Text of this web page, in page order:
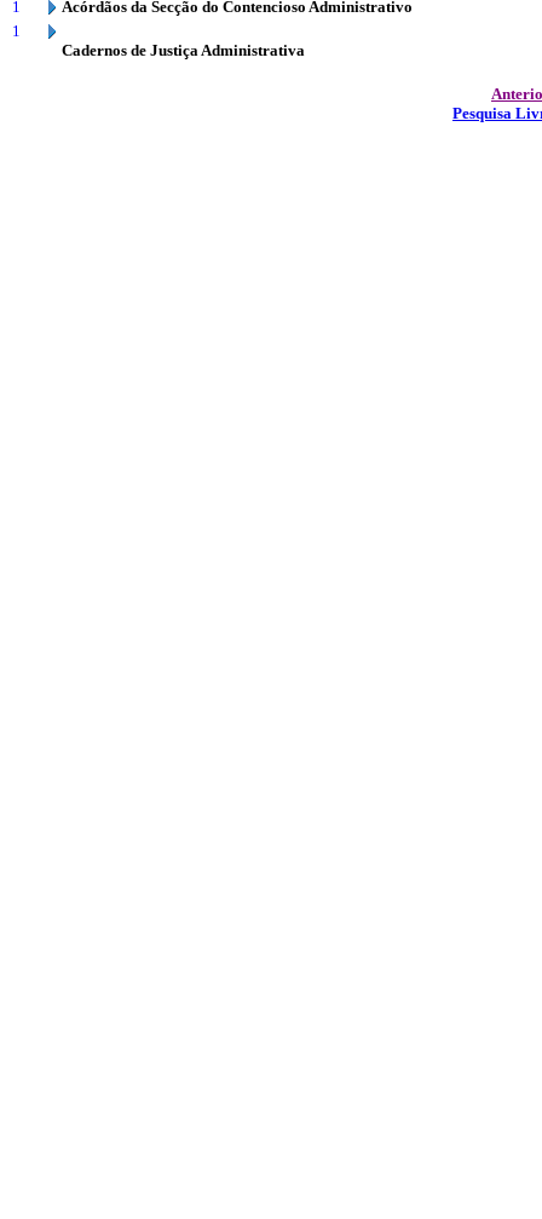
1
Acórdãos da Secção do Contencioso Administrativo
1
Cadernos de Justiça Administrativa
Pesquisa